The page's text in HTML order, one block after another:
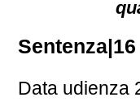
Sentenza|16
Data udienza